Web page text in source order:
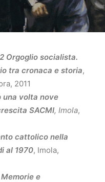
Orgoglio socialista.
tra cronaca e storia,
2011
una volta nove
SACMI, Imola,
cattolico nella
al 1970, Imola,
Memorie e